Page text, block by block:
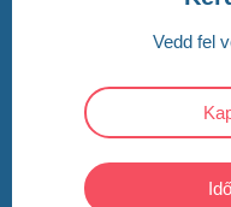
Vedd fel